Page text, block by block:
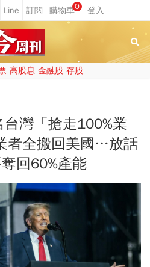
0
高股息 金融股 存股
灣「搶走100%業
者全搬回美國…放話
回60%產能